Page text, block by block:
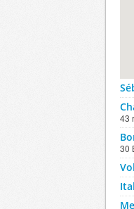
43
30